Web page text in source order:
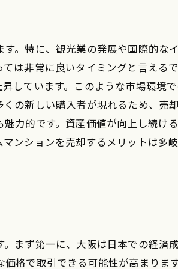
。特に、観光業の発展や国際的な
は非常に良いタイミングと言える
しています。このような市場環境
の新しい購入者が現れるため、売
力的です。資産価値が向上し続け
ンションを売却するメリットは多
まず第一に、大阪は日本での経済
格で取引できる可能性が高まりま